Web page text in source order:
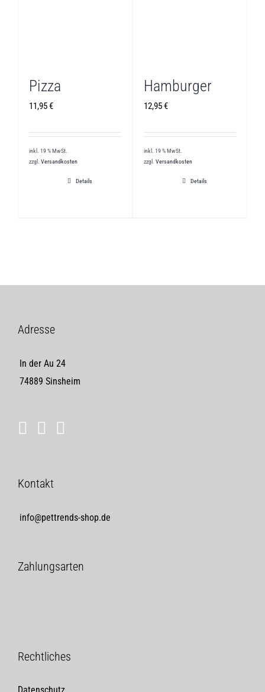
Pizza
11,95€
inkl. 19 % MwSt.
zzgl. Versandkosten
Details
Hamburger
12,95€
inkl. 19 % MwSt.
zzgl. Versandkosten
Details
Adresse
In der Au 24
74889 Sinsheim
Kontakt
info@pettrends-shop.de
Zahlungsarten
Rechtliches